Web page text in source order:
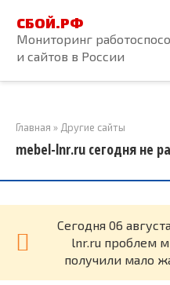
контенту
СБОЙ.РФ
Мониторинг
и сайтов в России
Главная » Другие сайты
mebel-lnr.ru сегодня не
Cегодня 06
lnr.ru проблем
получили мало